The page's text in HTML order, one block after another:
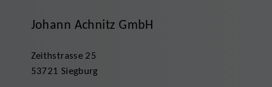
Johann Achnitz GmbH
Zeithstrasse 25
53721 Siegburg